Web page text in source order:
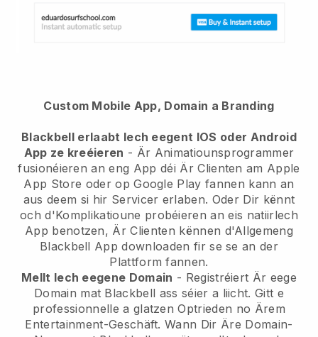
Custom Mobile App, Domain a Branding
Blackbell erlaabt Iech eegent IOS oder Android
App ze kreéieren - Är Animatiounsprogrammer
fusionéieren an eng App déi Är Clienten am Apple
App Store oder op Google Play fannen kann an
aus deem si hir Servicer erlaben. Oder Dir kënnt
och d'Komplikatioune probéieren an eis natiirlech
App benotzen, Är Clienten kënnen d'Allgemeng
Blackbell App downloaden fir se se an der
Plattform fannen.
Mellt Iech eegene Domain - Registréiert Är eege
Domain mat Blackbell ass séier a liicht.Gitt e
professionnelle a glatzen Optrieden no Ärem
Entertainment-Geschäft. Wann Dir Äre Domain-